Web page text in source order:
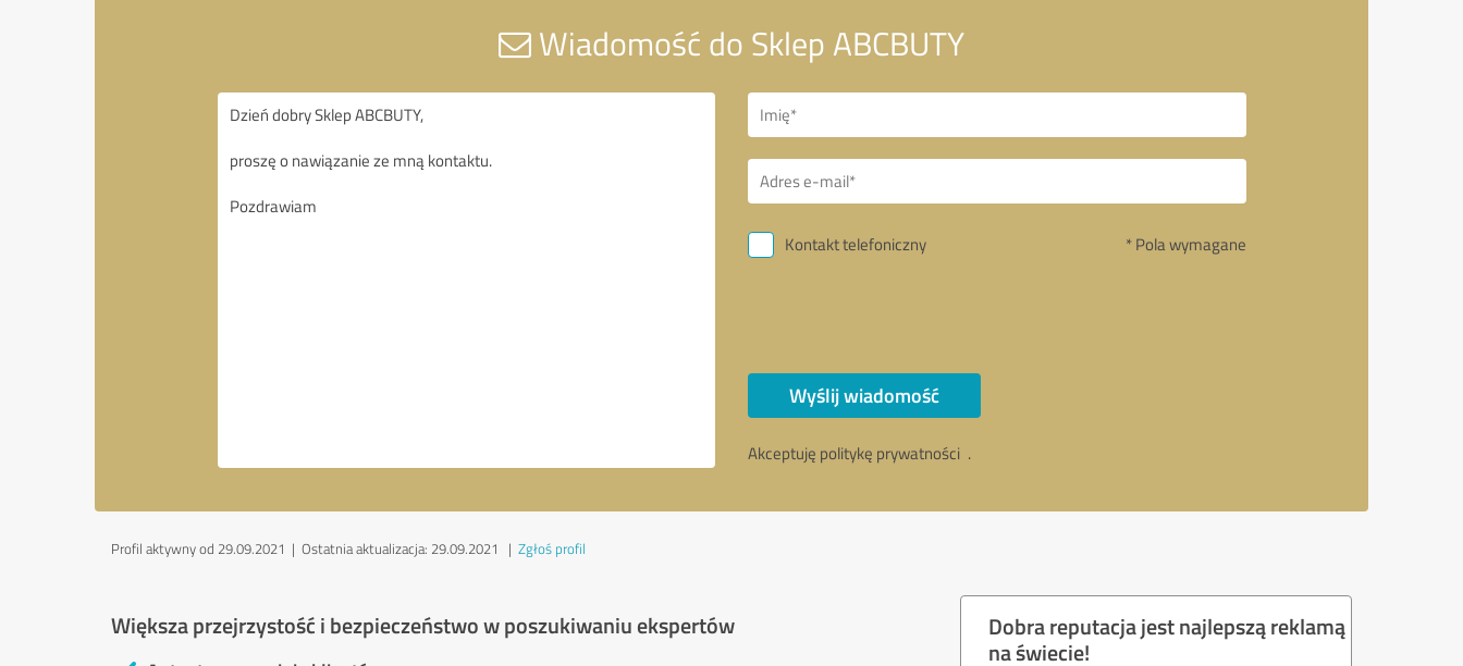
Wiadomość do Sklep ABCBUTY
Kontakt telefoniczny * Pola wymagane
Wyślij wiadomość
Akceptuję politykę prywatności .
Profil aktywny od 29.09.2021 | Ostatnia aktualizacja: 29.09.2021 | Zgłoś profil
Większa przejrzystość i bezpieczeństwo w poszukiwaniu ekspertów
Dobra reputacja jest najlepszą reklamą
na świecie!